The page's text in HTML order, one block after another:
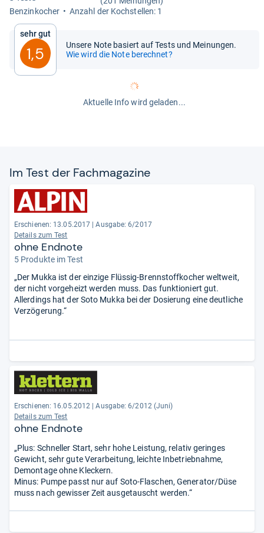
Ben­zin­ko­cher
Anzahl der Koch­stel­len: 1
Sehr gut
1,5
Unsere Note basiert auf Tests und Meinungen.
Wie wird die Note berechnet?
Aktuelle Info wird geladen...
Im Test der Fach­ma­ga­zine
Erschienen: 13.05.2017
Ausgabe: 6/2017
Details zum Test
ohne Endnote
5 Produkte im Test
„Der Mukka ist der einzige Flüssig-Brennstoffkocher weltweit,
der nicht vorgeheizt werden muss. Das funktioniert gut.
Allerdings hat der Soto Mukka bei der Dosierung eine deutliche
Verzögerung.“
Erschienen: 16.05.2012
Ausgabe: 6/2012 (Juni)
Details zum Test
ohne Endnote
„Plus: Schneller Start, sehr hohe Leistung, relativ geringes
Gewicht, sehr gute Verarbeitung, leichte Inbetriebnahme,
Demontage ohne Kleckern.
Minus: Pumpe passt nur auf Soto-Flaschen, Generator/Düse
muss nach gewisser Zeit ausgetauscht werden.“